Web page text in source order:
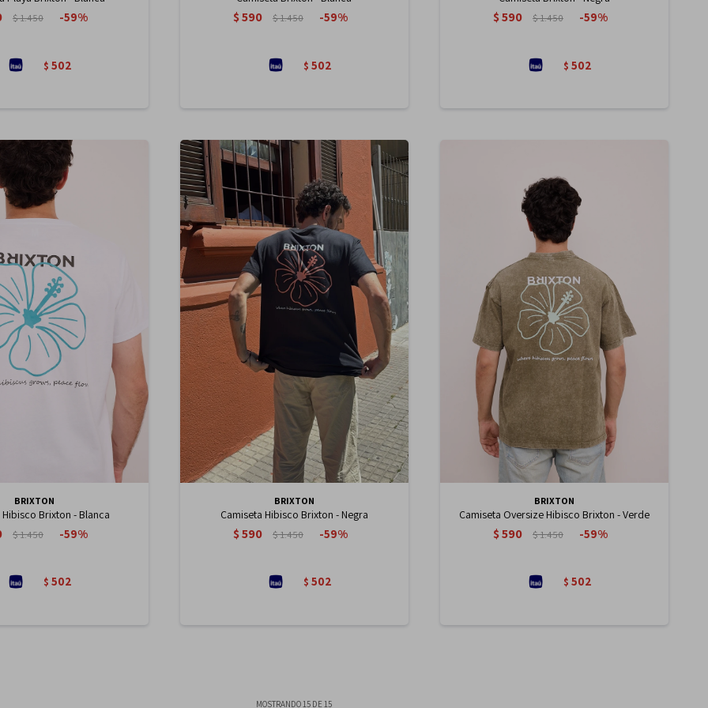
$1.450 59
$ 502
$590 $1.450 59
$ 502
$590 $1.450 59
$ 502
BRIXTON
Hibisco Brixton - Blanca
$1.450 59
$ 502
BRIXTON
Camiseta Hibisco Brixton - Negra
$590 $1.450 59
$ 502
BRIXTON
Camiseta Oversize Hibisco Brixton - Verde
$590 $1.450 59
$ 502
MOSTRANDO 15 DE 15